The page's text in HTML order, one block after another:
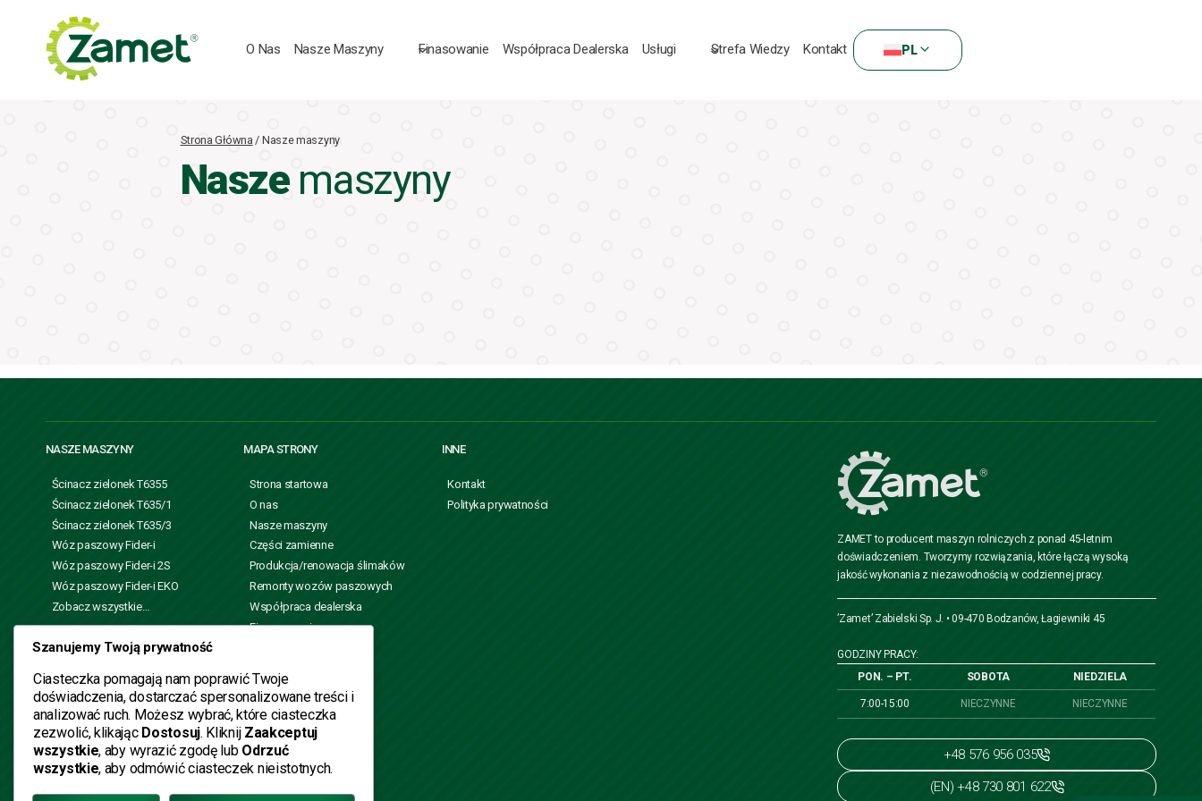
O Nas Nasze Maszyny Finasowanie Współpraca Dealerska Usługi Strefa Wiedzy Kontakt PL
Strona Główna / Nasze maszyny
Nasze maszyny
NASZE MASZYNY
Ścinacz zielonek T6355
Ścinacz zielonek T635/1
Ścinacz zielonek T635/3
Wóz paszowy Fider-i
Wóz paszowy Fider-i 2S
Wóz paszowy Fider-i EKO
Zobacz wszystkie…
MAPA STRONY
Strona startowa
O nas
Nasze maszyny
Części zamienne
Produkcja/renowacja ślimaków
Remonty wozów paszowych
Współpraca dealerska
Finansowanie maszyn
INNE
Kontakt
Polityka prywatności
Obserwuj nas i bądź na bieżąco:
ZAMET to producent maszyn rolniczych z ponad 45-letnim
doświadczeniem. Tworzymy rozwiązania, które łączą wysoką
jakość wykonania z niezawodnością w codziennej pracy.
’Zamet’ Zabielski Sp. J. • 09-470 Bodzanów, Łagiewniki 45
GODZINY PRACY:
PON. – PT.
SOBOTA NIEDZIELA
7:00-15:00 NIECZYNNE NIECZYNNE
+48 576 956 035
(EN) +48 730 801 622
Szanujemy Twoją prywatność
Ciasteczka pomagają nam poprawić Twoje
doświadczenia, dostarczać spersonalizowane treści i
analizować ruch. Możesz wybrać, które ciasteczka
zezwolić, klikając Dostosuj. Kliknij Zaakceptuj
wszystkie, aby wyrazić zgodę lub Odrzuć
wszystkie, aby odmówić ciasteczek nieistotnych.